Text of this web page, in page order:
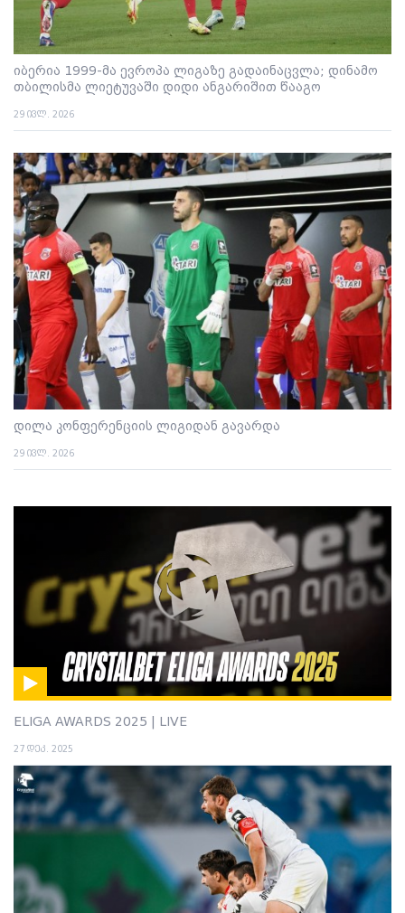
იბერია 1999-მა ევროპა ლიგაზე გადაინაცვლა; დინამო
თბილისმა ლიეტუვაში დიდი ანგარიშით წააგო
29 ივლ. 2026
დილა კონფერენციის ლიგიდან გავარდა
29 ივლ. 2026
ELIGA AWARDS 2025 | LIVE
27 დეკ. 2025